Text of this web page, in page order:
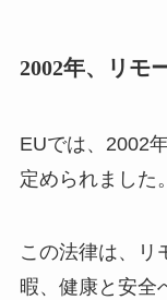
2002年、リモ
EUでは、2002
定められました。
この法律は、リ
暇、健康と安全